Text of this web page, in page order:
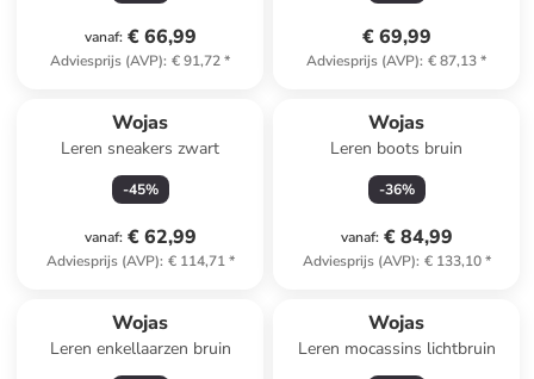
vanaf: € 66,99
Adviesprijs (AVP): € 91,72*
€ 69,99
Adviesprijs (AVP): € 87,13*
Wojas
Leren sneakers zwart
-45%
vanaf: € 62,99
Adviesprijs (AVP): € 114,71*
Wojas
Leren boots bruin
-36%
vanaf: € 84,99
Adviesprijs (AVP): € 133,10*
Wojas
Leren enkellaarzen bruin
Wojas
Leren mocassins lichtbruin